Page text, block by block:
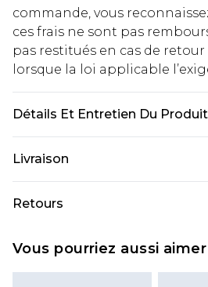
commande, vous
ces frais ne sont pas
pas restitués en cas de retour
lorsque la loi applicable
Détails Et Entretien Du Produit
Livraison
Livraison standard France
Livraison express France
Retours
à compter de la réception
Vous pourriez aussi aimer